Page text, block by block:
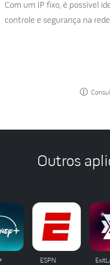
Com um IP fixo, é possível
controle e segurança na
Outros
ESPN